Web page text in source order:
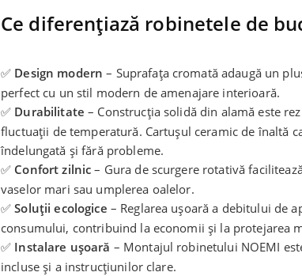
Ce diferențiază robinetele de
✅ Design modern – Suprafața cromată adaugă un
perfect cu un stil modern de amenajare interioară.
✅ Durabilitate– Construcția solidă din alamă este
fluctuații de temperatură. Cartușul ceramic de înaltă
îndelungată și fără probleme.
✅ Confort zilnic – Gura de scurgere rotativă
vaselor mari sau umplerea oalelor.
✅Soluții ecologice – Reglarea ușoară a debitului de
consumului, contribuind la economii și la protejarea
✅ Instalare ușoară – Montajul robinetului NOEMI
incluse și a instrucțiunilor clare.